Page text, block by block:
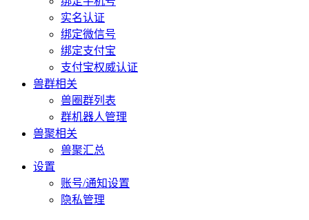
实名认证
绑定微信号
绑定支付宝
支付宝权威认证
兽群相关
兽圈群列表
群机器人管理
兽聚相关
兽聚汇总
设置
账号/通知设置
隐私管理